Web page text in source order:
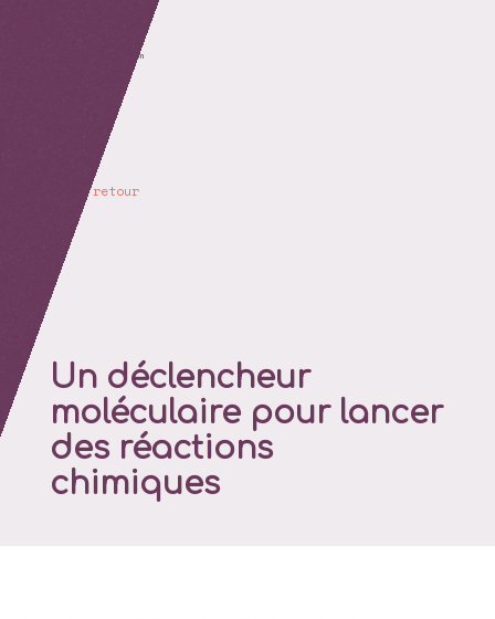
retour
Un déclencheur
moléculaire pour lancer
des réactions
chimiques